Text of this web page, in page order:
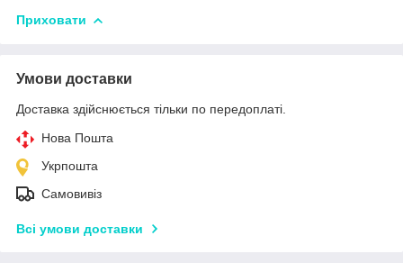
Приховати
Умови доставки
Доставка здійснюється тільки по передоплаті.
Нова Пошта
Укрпошта
Самовивіз
Всі умови доставки